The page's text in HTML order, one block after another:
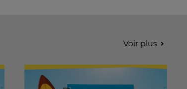
Voir plus